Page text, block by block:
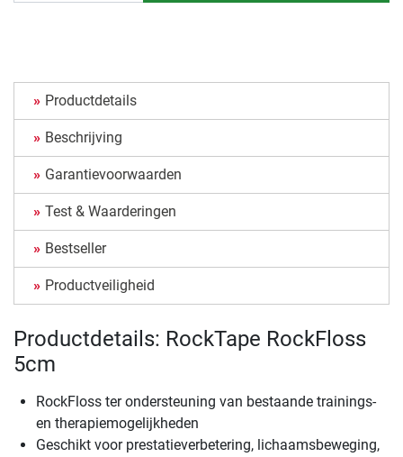
Productdetails
Beschrijving
Garantievoorwaarden
Test & Waarderingen
Bestseller
Productveiligheid
Productdetails: RockTape RockFloss
5cm
RockFloss ter ondersteuning van bestaande trainings-
en therapiemogelijkheden
Geschikt voor prestatieverbetering, lichaamsbeweging,